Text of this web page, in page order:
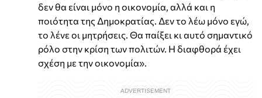
δεν θα είναι μόνο η οικονομία, αλλά και η
ποιότητα της Δημοκρατίας. Δεν το λέω μόνο εγώ,
το λένε οι μητρήσεις. Θα παίξει κι αυτό σημαντικό
ρόλο στην κρίση των πολιτών. Η διαφθορά έχει
σχέση με την οικονομία».